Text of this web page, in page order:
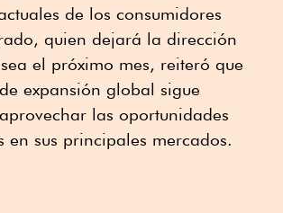
de los consumidores
quien dejará la dirección
el próximo mes, reiteró que
expansión global sigue
las oportunidades
en sus principales mercados.